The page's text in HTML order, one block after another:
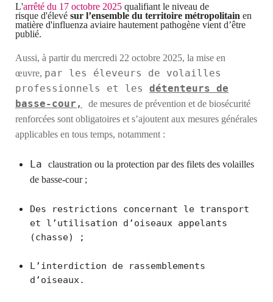
L'arrêté du 17 octobre 2025 qualifiant le niveau de
risque d'élevé sur l’ensemble du territoire métropolitain en
matière d'influenza aviaire hautement pathogène vient d’être
publié.
Aussi, à partirdu mercredi 22 octobre 2025, la mise en
œuvre, par les éleveurs de volailles
professionnels et les détenteurs de
basse-cour,
de mesures de prévention et de biosécurité
renforcées sont obligatoires et s’ajoutent aux mesures générales
applicables en tous temps, notamment :
La claustration ou la protection par des filets des volailles
de basse-cour ;
Des restrictions concernant le transport
et l’utilisation d’oiseaux appelants
(chasse) ;
L’interdiction de rassemblements
d’oiseaux.